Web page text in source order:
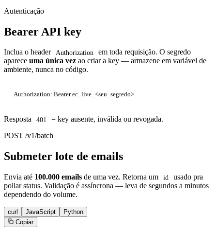
Autenticação
Bearer API key
Inclua o header Authorization
em toda requisição. O segredo
aparece uma única vez ao criar a key — armazene em variável de
ambiente, nunca no código.
Authorization: Bearer ec_live_<seu_segredo>
Resposta 401
= key ausente, inválida ou revogada.
POST /v1/batch
Submeter lote de emails
Envia até 100.000 emails de uma vez. Retorna um id
usado pra
pollar status. Validação é assíncrona — leva de segundos a minutos
dependendo do volume.
curl JavaScript
Python
Copiar